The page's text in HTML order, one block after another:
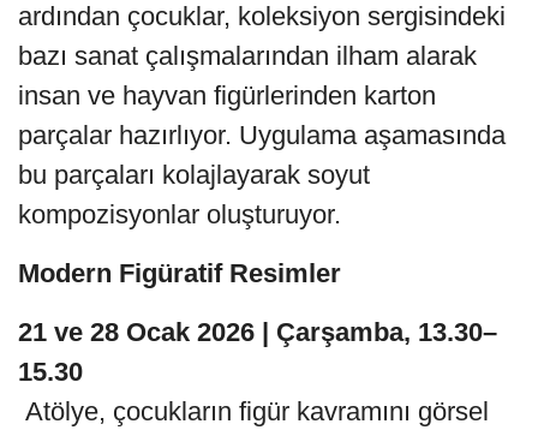
ardından çocuklar, koleksiyon sergisindeki
bazı sanat çalışmalarından ilham alarak
insan ve hayvan figürlerinden karton
parçalar hazırlıyor. Uygulama aşamasında
bu parçaları kolajlayarak soyut
kompozisyonlar oluşturuyor.
Modern Figüratif Resimler
21 ve 28 Ocak 2026 | Çarşamba, 13.30–
15.30
Atölye, çocukların figür kavramını görsel